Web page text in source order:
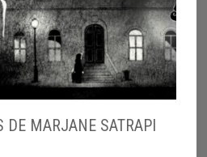
DE MARJANE SATRAPI